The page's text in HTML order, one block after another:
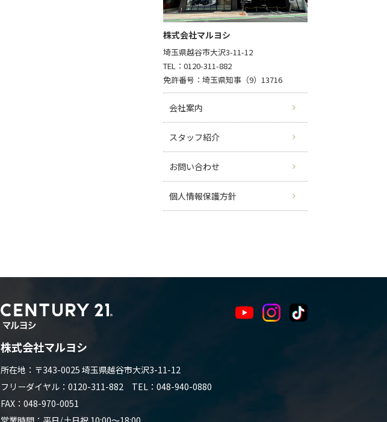
株式会社マルヨシ
埼玉県越谷市大沢3-11-12
TEL：0120-311-882
免許番号：埼玉県知事（9）13716
会社案内
スタッフ紹介
お問い合わせ
個人情報保護方針
株式会社マルヨシ
所在地：〒343-0025 埼玉県越谷市大沢3-11-12
フリーダイヤル：0120-311-882 TEL：048-940-0880
FAX：048-970-0051